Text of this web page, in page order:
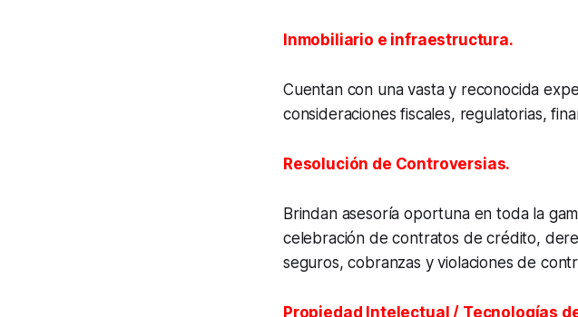
Inmobiliario e infraestructura.
Cuentan con una vasta y reconocida
consideraciones fiscales, regulatorias,
Resolución de Controversias.
Brindan asesoría oportuna en toda la
celebración de contratos de crédito,
seguros, cobranzas y violaciones de
Propiedad Intelectual / Tecnologías